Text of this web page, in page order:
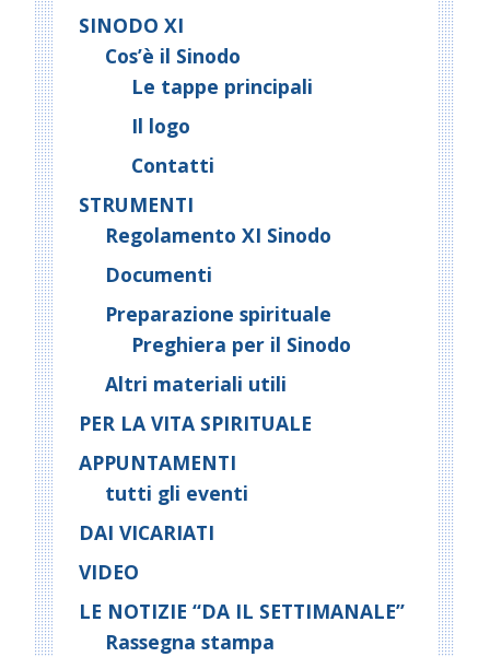
SINODO XI
Cos’è il Sinodo
Le tappe principali
Il logo
Contatti
STRUMENTI
Regolamento XI Sinodo
Documenti
Preparazione spirituale
Preghiera per il Sinodo
Altri materiali utili
PER LA VITA SPIRITUALE
APPUNTAMENTI
tutti gli eventi
DAI VICARIATI
VIDEO
LE NOTIZIE “DA IL SETTIMANALE”
Rassegna stampa